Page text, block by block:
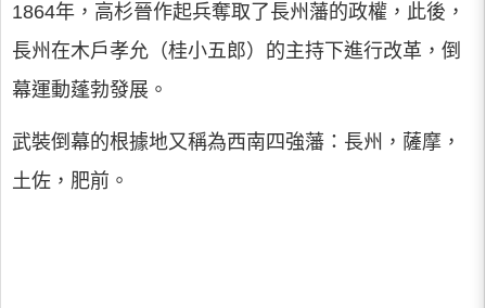
1864年，高杉晉作起兵奪取了長州藩的政權，此後，
長州在木戶孝允（桂小五郎）的主持下進行改革，倒
幕運動蓬勃發展。
武裝倒幕的根據地又稱為西南四強藩：長州，薩摩，
土佐，肥前。